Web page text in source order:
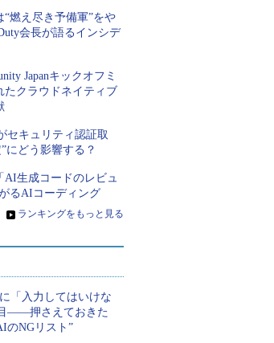
“燃え尽き予備軍”をや
会長が語るインシデ
Japanキックオフミ
たクラウドネイティブ
セキュリティ認証取
にどう影響する？
AI生成コードのレビュ
るAIコーディング
» ランキングをもっと見る
「入力してはいけな
――押さえておきた
のNGリスト”